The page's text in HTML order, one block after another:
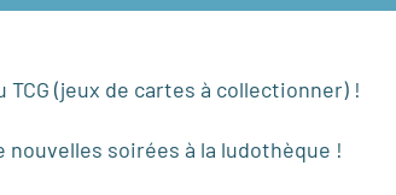
(jeux de cartes à collectionner) !
soirées à la ludothèque !